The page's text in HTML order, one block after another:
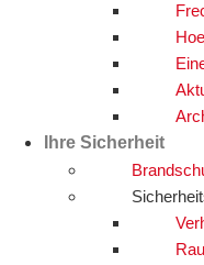
Ihre Sicherheit